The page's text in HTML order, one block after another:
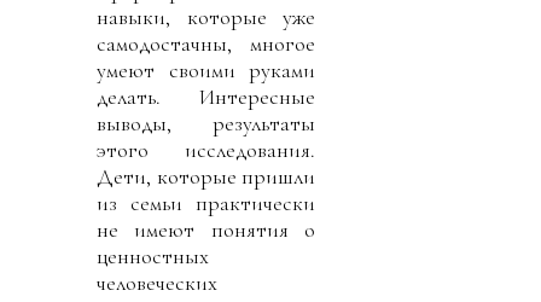
навыки, которые уже
самодостачны, многое
умеют своими руками
делать. Интересные
выводы, результаты
этого исследования.
Дети, которые пришли
из семьи практически
не имеют понятия о
ценностных
человеческих